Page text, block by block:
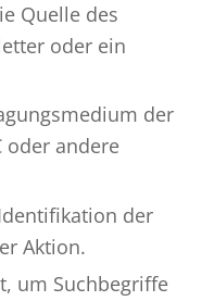
Quelle des
oder ein
der
oder andere
der
Aktion.
um Suchbegriffe